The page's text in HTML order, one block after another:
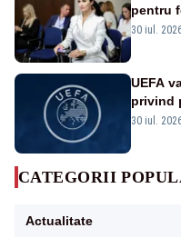
pentru
30 iul.
UEFA
privind
30 iul.
CATEGORII
Actualitate